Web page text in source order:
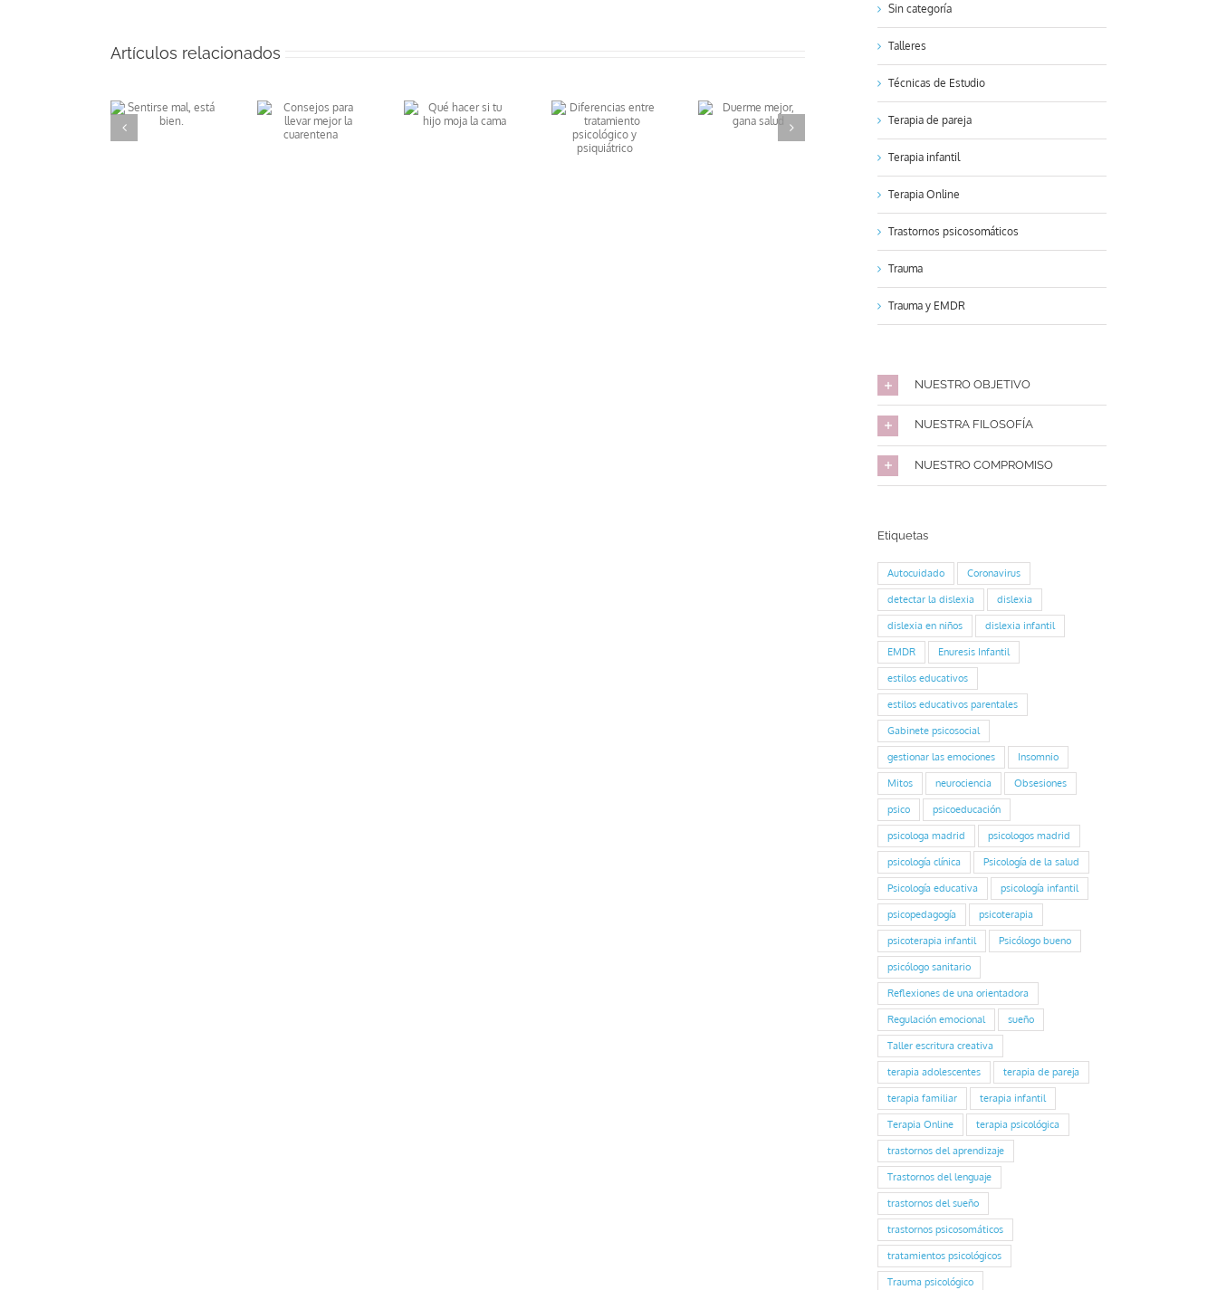
Artículos relacionados
Consejos para
Qué hacer si
tu hijo moja la
Diferencias
entre
Duerme
mejor, gana
salud
Sin categoría
Talleres
Técnicas de Estudio
Terapia de pareja
Terapia infantil
Terapia Online
Trastornos psicosomáticos
Trauma
Trauma y EMDR
NUESTRO OBJETIVO
NUESTRA FILOSOFÍA
NUESTRO COMPROMISO
Etiquetas
Autocuidado Coronavirus
detectar la dislexia dislexia
dislexia en niños dislexia infantil
EMDR Enuresis Infantil
estilos educativos
estilos educativos parentales
Gabinete psicosocial
gestionar las emociones Insomnio
Mitos neurociencia Obsesiones
psico psicoeducación
psicologa madrid psicologos madrid
psicología clínica Psicología de la salud
Psicología educativa psicología infantil
psicopedagogía psicoterapia
psicoterapia infantil Psicólogo bueno
psicólogo sanitario
Reflexiones de una orientadora
Regulación emocional sueño
Taller escritura creativa
terapia adolescentes terapia de pareja
terapia familiar terapia infantil
Terapia Online terapia psicológica
trastornos del aprendizaje
Trastornos del lenguaje
trastornos del sueño
trastornos psicosomáticos
tratamientos psicológicos
Trauma psicológico